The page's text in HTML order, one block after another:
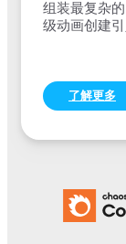
组装最复杂
级动画创建
了解更多